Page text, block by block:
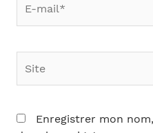
mail*
Enregistrer mon